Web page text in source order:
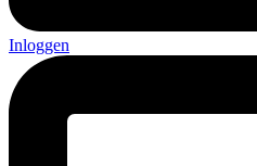
Inloggen